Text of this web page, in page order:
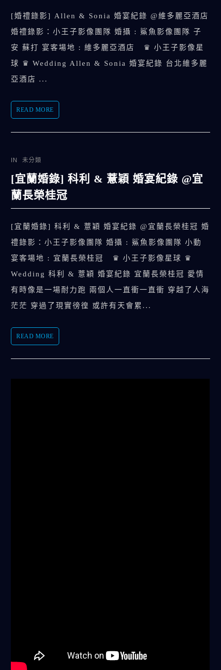
[婚禮錄影] Allen & Sonia 婚宴紀錄 @維多麗亞酒店
婚禮錄影：小王子影像團隊 婚攝 : 鯊魚影像團隊 子
安 蘇打 宴客場地 : 維多麗亞酒店 ♛ 小王子影像星
球 ♛ Wedding Allen & Sonia 婚宴紀錄 台北維多麗
亞酒店 ...
READ MORE
IN 未分類
[宜蘭婚錄] 科利 & 薏穎 婚宴紀錄 @宜
蘭長榮桂冠
[宜蘭婚錄] 科利 & 薏穎 婚宴紀錄 @宜蘭長榮桂冠 婚
禮錄影：小王子影像團隊 婚攝 : 鯊魚影像團隊 小動
宴客場地 : 宜蘭長榮桂冠 ♛ 小王子影像星球 ♛
Wedding 科利 & 薏穎 婚宴紀錄 宜蘭長榮桂冠 愛情
有時像是一場耐力跑 兩個人一直衝一直衝 穿越了人海
茫茫 穿過了現實徬徨 或許有天會累...
READ MORE